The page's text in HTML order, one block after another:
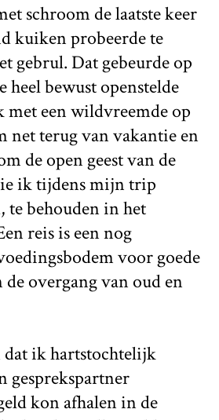
schroom de laatste keer
kuiken probeerde te
gebrul. Dat gebeurde op
heel bewust openstelde
met een wildvreemde op
net terug van vakantie en
de open geest van de
ik tijdens mijn trip
te behouden in het
reis is een nog
voor goede
overgang van oud en
dat ik hartstochtelijk
gesprekspartner
kon afhalen in de